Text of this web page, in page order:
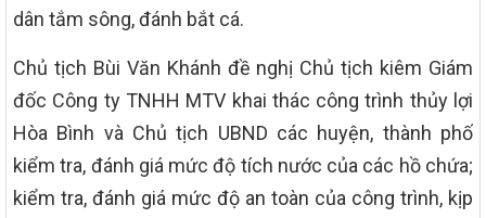
dân tắm sông, đánh bắt cá.
Chủ tịch Bùi Văn Khánh đề nghị Chủ tịch kiêm Giám
đốc Công ty TNHH MTV khai thác công trình thủy lợi
Hòa Bình và Chủ tịch UBND các huyện, thành phố
kiểm tra, đánh giá mức độ tích nước của các hồ chứa;
kiểm tra, đánh giá mức độ an toàn của công trình, kịp